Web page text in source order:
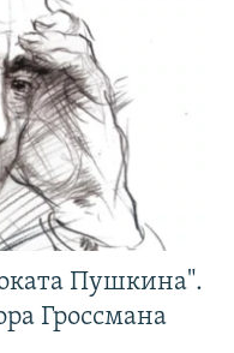
Пушкина".
Гроссмана